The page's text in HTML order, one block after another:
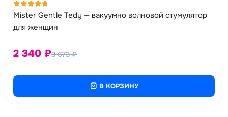
Mister Gentle Tedy — вакуумно волновой стумулятор
для женщин
Оценка
5.00из 5
3 673₽
2 340 ₽
В КОРЗИНУ